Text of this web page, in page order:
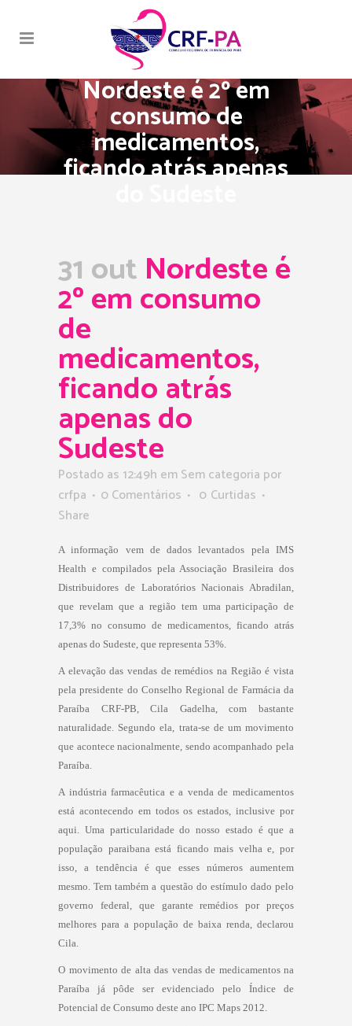
Nordeste é 2º em
consumo de
medicamentos,
ficando atrás apenas
31 out Nordeste é
2º em consumo
de
medicamentos,
ficando atrás
apenas do
Sudeste
Postado as 12:49h em Sem categoria por
crfpa
0 Comentários 0 Curtidas
Share
A informação vem de dados levantados pela IMS
Health e compilados pela Associação Brasileira dos
Distribuidores de Laboratórios Nacionais Abradilan,
que revelam que a região tem uma participação de
17,3% no consumo de medicamentos, ficando atrás
apenas do Sudeste, que representa 53%.
A elevação das vendas de remédios na Região é vista
pela presidente do Conselho Regional de Farmácia da
Paraíba CRF-PB, Cila Gadelha, com bastante
naturalidade. Segundo ela, trata-se de um movimento
que acontece nacionalmente, sendo acompanhado pela
Paraíba.
A indústria farmacêutica e a venda de medicamentos
está acontecendo em todos os estados, inclusive por
aqui. Uma particularidade do nosso estado é que a
população paraibana está ficando mais velha e, por
isso, a tendência é que esses números aumentem
mesmo. Tem também a questão do estímulo dado pelo
governo federal, que garante remédios por preços
melhores para a população de baixa renda, declarou
Cila.
O movimento de alta das vendas de medicamentos na
Paraíba já pôde ser evidenciado pelo Índice de
Potencial de Consumo deste ano IPC Maps 2012.